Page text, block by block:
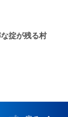
掟が残る村